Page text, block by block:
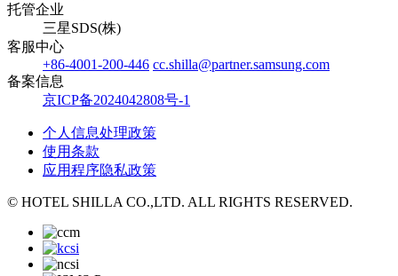
托管企业
三星SDS(株)
客服中心
+86-4001-200-446 cc.shilla@partner.samsung.com
备案信息
京ICP备2024042808号-1
个人信息处理政策
使用条款
应用程序隐私政策
© HOTEL SHILLA CO.,LTD. ALL RIGHTS RESERVED.